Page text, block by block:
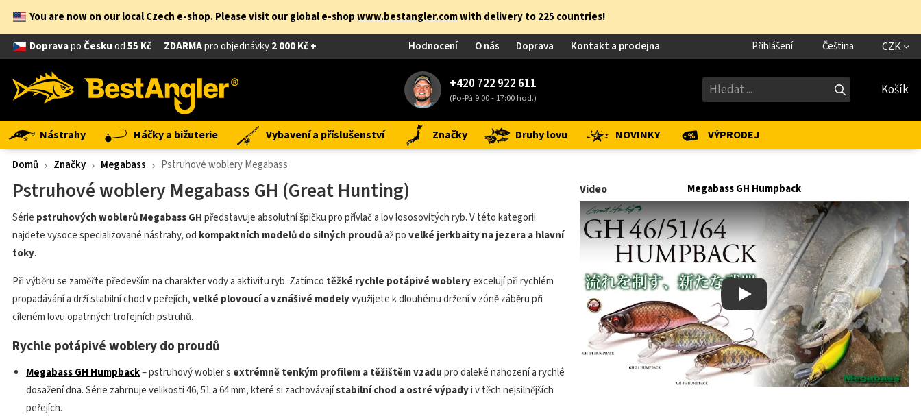
You are now on our local Czech e-shop. Please visit our global e-shopwww.bestangler.comwith delivery to 225 countries!
DopravapoČeskuod55 Kč ZDARMApro objednávky2 000 Kč + Hodnocení O nás Doprava Kontakt a prodejna Přihlášení Čeština CZK
+420 722 922 611
(Po-Pá 9:00 - 17:00 hod.) Košík
Nástrahy Háčky a bižuterie Vybavení a příslušenství Značky Druhy lovu NOVINKY VÝPRODEJ
Domů Značky Megabass Pstruhové woblery Megabass
Video Megabass GH Humpback
Play
Pstruhové woblery Megabass GH (Great Hunting)
Série pstruhových woblerů Megabass GHpředstavuje absolutní špičku pro přívlač a lov lososovitých ryb. V této kategorii
najdete vysoce specializované nástrahy, od kompaktních modelů do silných proudůaž povelké jerkbaity na jezera a hlavní
toky.
Při výběru se zaměřte především na charakter vody a aktivitu ryb. Zatímco těžké rychle potápivé wobleryexcelují při rychlém
propadávání a drží stabilní chod v peřejích,velké plovoucí a vznášivé modelyvyužijete k dlouhému držení v zóně záběru při
cíleném lovu opatrných trofejních pstruhů.
Rychle potápivé woblery do proudů
Megabass GH Humpback– pstruhový wobler s extrémně tenkým profilem a těžištěm vzadupro daleké nahození a rychlé
dosažení dna. Série zahrnuje velikosti 46, 51 a 64 mm, které si zachovávajístabilní chod a ostré výpadyi v těch nejsilnějších
peřejích.